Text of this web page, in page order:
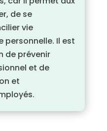
de se
vie
personnelle. Il est
de prévenir
et de
et